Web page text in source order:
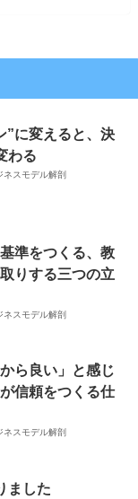
”に変えると、決
わる
ネスモデル解剖
準をつくる、教
りする三つの立
ネスモデル解剖
ら良い」と感じ
信頼をつくる仕
ネスモデル解剖
ました